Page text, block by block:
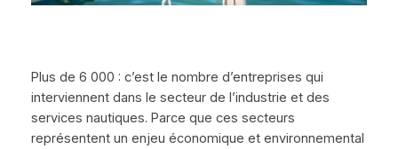
Plus de 6 000 : c’est le nombre d’entreprises qui
interviennent dans le secteur de l’industrie et des
services nautiques. Parce que ces secteurs
représentent un enjeu économique et environnemental